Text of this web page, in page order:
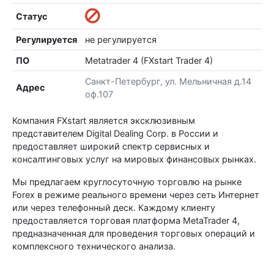
Статус
Регулируется
не регулируется
ПО
Metatrader 4 (FXstart Trader 4)
Адрес
Санкт-Петербург, ул. Мельничная д.14
оф.107
Компания FXstart является эксклюзивным
представителем Digital Dealing Corp. в России и
предоставляет широкий спектр сервисных и
консалтинговых услуг на мировых финансовых рынках.
Мы предлагаем круглосуточную торговлю на рынке
Forex в режиме реального времени через сеть Интернет
или через телефонный деск. Каждому клиенту
предоставляется торговая платформа MetaTrader 4,
предназначенная для проведения торговых операций и
комплексного технического анализа.